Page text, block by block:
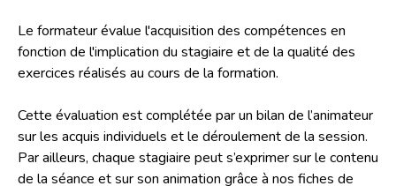
Le formateur évalue l'acquisition des compétences en
fonction de l'implication du stagiaire et de la qualité des
exercices réalisés au cours de la formation.
Cette évaluation est complétée par un bilan de l’animateur
sur les acquis individuels et le déroulement de la session.
Par ailleurs, chaque stagiaire peut s’exprimer sur le contenu
de la séance et sur son animation grâce à nos fiches de